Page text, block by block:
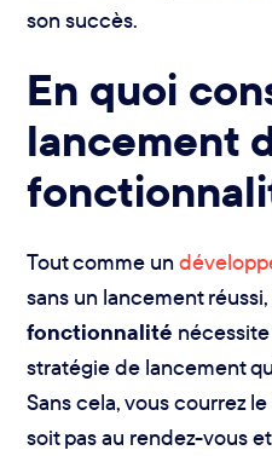
son succès.
En quoi
lancement
Tout comme un
sans un lancement
fonctionnalité
stratégie de lancement
Sans cela, vous courrez
soit pas au rendez-vous